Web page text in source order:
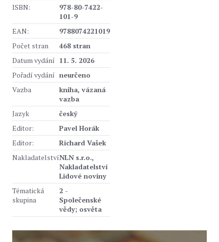
ISBN:
978-80-7422-
101-9
EAN:
9788074221019
Počet stran
468 stran
Datum vydání 11. 5. 2026
Pořadí vydání neurčeno
Vazba
kniha, vázaná
vazba
Jazyk
český
Editor:
Pavel Horák
Editor:
Richard Vašek
NakladatelstvíNLN s.r.o.,
Nakladatelství
Lidové noviny
Tématická
skupina
2 -
Společenské
vědy; osvěta